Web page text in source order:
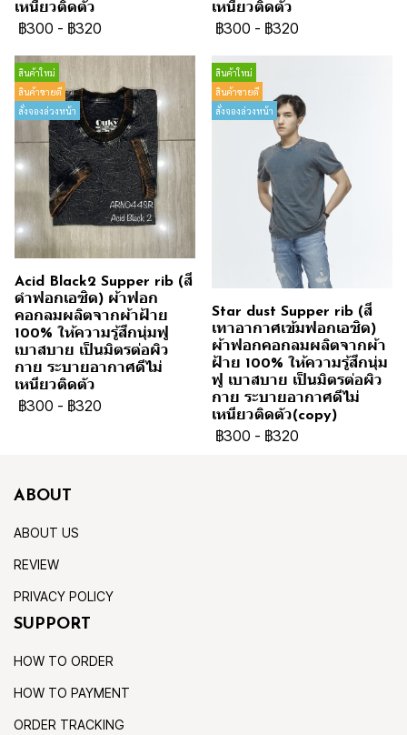
เหนียวติดตัว
฿300 - ฿320
เหนียวติดตัว
฿300 - ฿320
สินค้าใหม่
สินค้าขายดี
สั่งจองล่วงหน้า
Acid Black2 Supper rib (สี
ดำฟอกเอซิด) ผ้าฟอก
คอกลมผลิตจากผ้าฝ้าย
100% ให้ความรู้สึกนุ่มฟู
เบาสบาย เป็นมิตรต่อผิว
กาย ระบายอากาศดีไม่
เหนียวติดตัว
฿300 - ฿320
สินค้าใหม่
สินค้าขายดี
สั่งจองล่วงหน้า
Star dust Supper rib (สี
เทาอากาศเข้มฟอกเอซิด)
ผ้าฟอกคอกลมผลิตจากผ้า
ฝ้าย 100% ให้ความรู้สึกนุ่ม
ฟู เบาสบาย เป็นมิตรต่อผิว
กาย ระบายอากาศดีไม่
เหนียวติดตัว(copy)
฿300 - ฿320
ABOUT
ABOUT US
REVIEW
PRIVACY POLICY
SUPPORT
HOW TO ORDER
HOW TO PAYMENT
ORDER TRACKING